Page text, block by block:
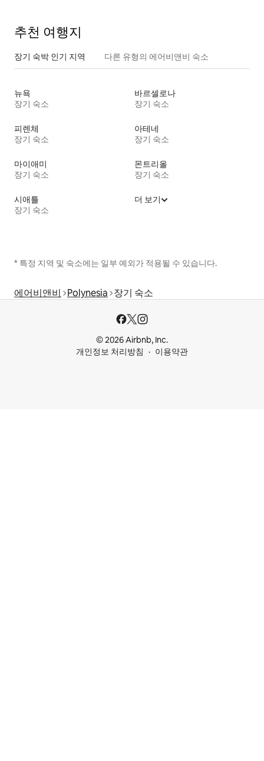
추천 여행지
장기 숙박 인기 지역 다른 유형의 에어비앤비 숙소
뉴욕
장기 숙소
바르셀로나
장기 숙소
피렌체
장기 숙소
아테네
장기 숙소
마이애미
장기 숙소
몬트리올
장기 숙소
시애틀
장기 숙소
더 보기
* 특정 지역 및 숙소에는 일부 예외가 적용될 수 있습니다.
에어비앤비 Polynesia 장기 숙소
© 2026 Airbnb, Inc.
개인정보 처리방침
이용약관